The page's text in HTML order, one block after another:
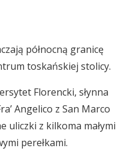
północną granicę
toskańskiej stolicy.
Florencki, słynna
Angelico z San Marco
uliczki z kilkoma małymi
perełkami.